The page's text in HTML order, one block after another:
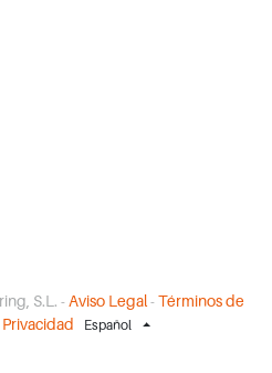
S.L. - Aviso Legal -Términos de
Español